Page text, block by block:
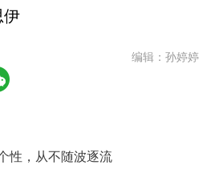
编辑：孙婷婷
性，从不随波逐流